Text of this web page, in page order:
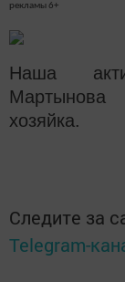
рекламы 6+
Наша
Мартынова
хозяйка.
Следите за
Telegram-